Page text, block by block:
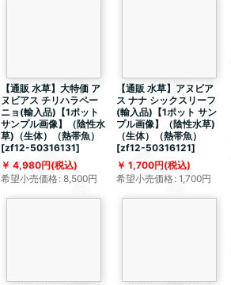
【通販 水草】大特価 ア
ヌビアス チリハラペー
ニョ(輸入品)【1ポット
サンプル画像】（陰性水
草)（生体）（熱帯魚）
[zf12-50316131]
4,980円(税込)
希望小売価格: 8,500円
【通販 水草】アヌビア
ス ナナ シックスリーフ
(輸入品)【1ポット サン
プル画像】（陰性水草)
（生体）（熱帯魚）
[zf12-50316121]
1,700円(税込)
希望小売価格: 1,700円